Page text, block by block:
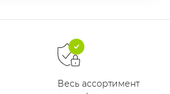
Весь ассортимент